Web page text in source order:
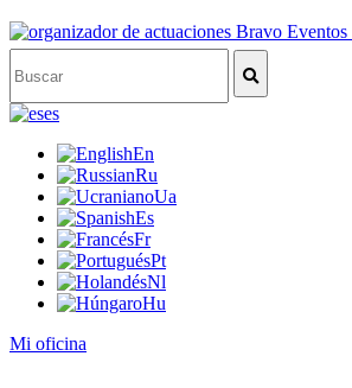
es
En
Ru
Ua
Es
Fr
Pt
Nl
Hu
Mi oficina